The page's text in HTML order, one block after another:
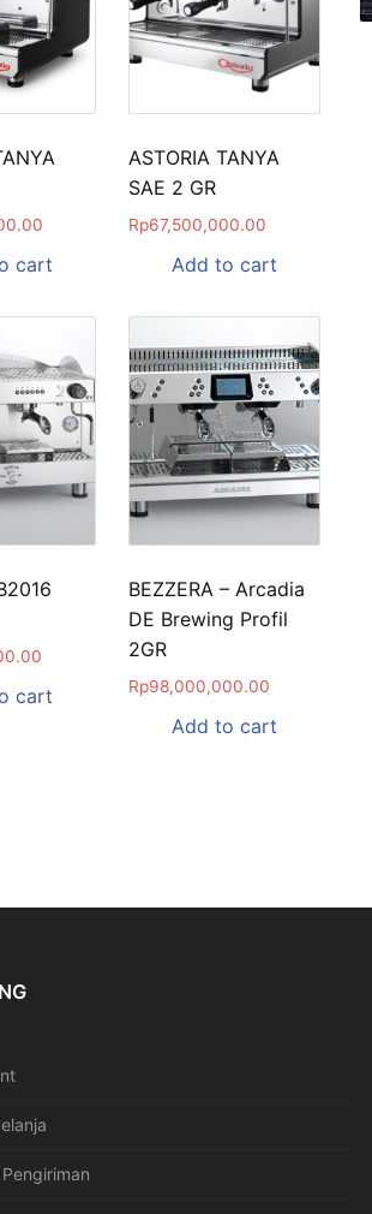
cart
ASTORIA TANYA
SAE 2 GR
Rp67,500,000.00
Add to cart
cart
BEZZERA – Arcadia
DE Brewing Profil
2GR
Rp98,000,000.00
Add to cart